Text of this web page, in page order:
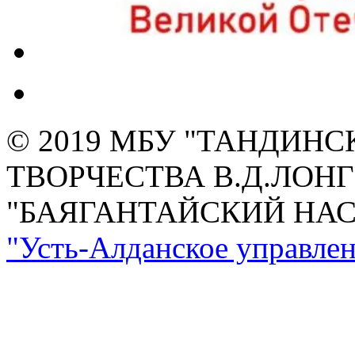
© 2019 МБУ
ТВОРЧЕСТВА
"БАЯГАНТАЙСКИЙ
"Усть-Алданское